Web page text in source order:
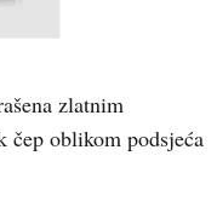
zlatnim
čep oblikom podsjeća